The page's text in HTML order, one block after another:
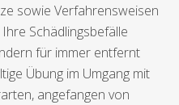
sowie Verfahrensweisen
Schädlingsbefälle
für immer entfernt
Übung im Umgang mit
angefangen von